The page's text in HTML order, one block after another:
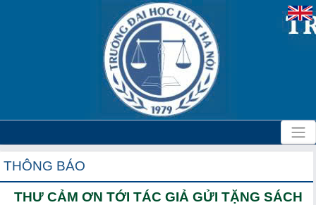
THÔNG BÁO
THƯ CẢM ƠN TỚI TÁC GIẢ GỬI TẶNG SÁCH